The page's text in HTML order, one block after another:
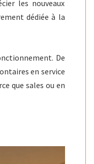
les nouveaux
dédiée à la
De
en service
que sales ou en